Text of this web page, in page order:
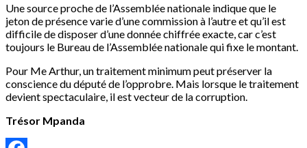
Une source proche de l’Assemblée nationale indique que le
jeton de présence varie d’une commission à l’autre et qu’il est
difficile de disposer d’une donnée chiffrée exacte, car c’est
toujours le Bureau de l’Assemblée nationale qui fixe le montant.
Pour Me Arthur, un traitement minimum peut préserver la
conscience du député de l’opprobre. Mais lorsque le traitement
devient spectaculaire, il est vecteur de la corruption.
Trésor Mpanda